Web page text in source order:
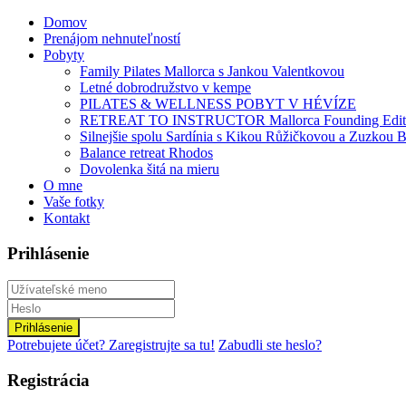
Domov
Prenájom nehnuteľností
Pobyty
Family Pilates Mallorca s Jankou Valentkovou
Letné dobrodružstvo v kempe
PILATES & WELLNESS POBYT V HÉVÍZE
RETREAT TO INSTRUCTOR Mallorca Founding
Silnejšie spolu Sardínia s Kikou Růžičkovou a Zuzkou
Balance retreat Rhodos
Dovolenka šitá na mieru
O mne
Vaše fotky
Kontakt
Prihlásenie
Prihlásenie
Potrebujete účet? Zaregistrujte sa tu! Zabudli ste heslo?
Registrácia